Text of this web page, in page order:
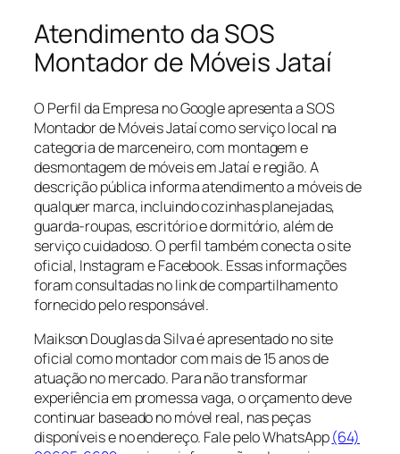
Atendimento da SOS
Montador de Móveis Jataí
O Perfil da Empresa no Google apresenta a SOS
Montador de Móveis Jataí como serviço local na
categoria de marceneiro, com montagem e
desmontagem de móveis em Jataí e região. A
descrição pública informa atendimento a móveis de
qualquer marca, incluindo cozinhas planejadas,
guarda-roupas, escritório e dormitório, além de
serviço cuidadoso. O perfil também conecta o site
oficial, Instagram e Facebook. Essas informações
foram consultadas no link de compartilhamento
fornecido pelo responsável.
Maikson Douglas da Silva é apresentado no site
oficial como montador com mais de 15 anos de
atuação no mercado. Para não transformar
experiência em promessa vaga, o orçamento deve
continuar baseado no móvel real, nas peças
disponíveis e no endereço. Fale pelo WhatsApp(64)